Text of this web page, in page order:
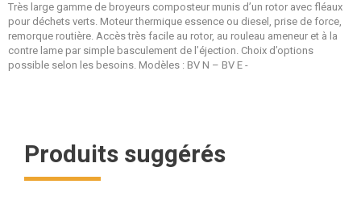
Très large gamme de broyeurs composteur munis d’un rotor avec fléaux
pour déchets verts. Moteur thermique essence ou diesel, prise de force,
remorque routière. Accès très facile au rotor, au rouleau ameneur et à la
contre lame par simple basculement de l’éjection. Choix d’options
possible selon les besoins. Modèles : BV N – BV E -
Produits suggérés